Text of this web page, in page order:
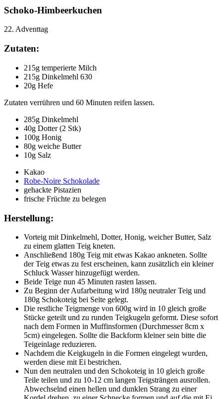
Schoko-Himbeerkuchen
22. Adventtag
Zutaten:
215g temperierte Milch
215g Dinkelmehl 630
20g Hefe
Zutaten verrühren und 60 Minuten reifen lassen.
285g Dinkelmehl
40g Dotter (2 Stk)
100g Honig
80g weiche Butter
10g Salz
Kakao
Robe-Noire Schokolade
gehackte Pistazien
frische Früchte zu belegen
Herstellung:
Vorteig mit Dinkelmehl, Dotter, Honig, weicher Butter, Salz
zu einem glatten Teig kneten.
Anschließend 180g Teig mit etwas Kakao ankneten. Sollte
der Teig etwas zu fest erscheinen, kann zusätzlich ein kleiner
Schluck Wasser hinzugefügt werden.
Beide Teige nun 45 Minuten rasten lassen.
Zu Beginn der Aufarbeitung wird 180g neutraler Teig und
180g Schokoteig bei Seite gelegt.
Die restliche Teigmenge von 600g wird in 10 gleich große
Stücke geteilt und zu runden Teigkugeln geformt. Diese sofort
nach dem Formen in Muffinsformen (Durchmesser 8cm x
5cm) eingelegen. Sollte die Backform kleiner sein bitte die
Teigeinlage reduzieren.
Nachdem die Keigkugeln in die Formen eingelegt wurden,
werden diese mit Ei bestrichen.
Nun den neutralen und den Schokoteig in 10 gleich große
Teile teilen und zu 10-12 cm langen Teigsträngen ausrollen.
Abwechselnd einen hellen und dunklen Strang zu einer